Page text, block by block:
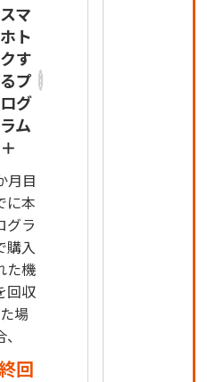
スマ
ホト
クす
るプ
ログ
ラム
＋
月目
に本
グラ
購入
た機
回収
場
回